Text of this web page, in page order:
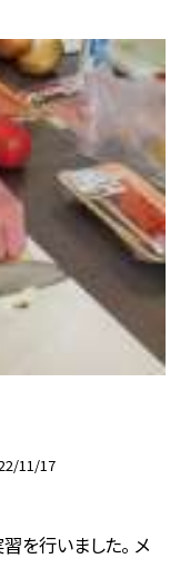
11/17
を行いました。 メ